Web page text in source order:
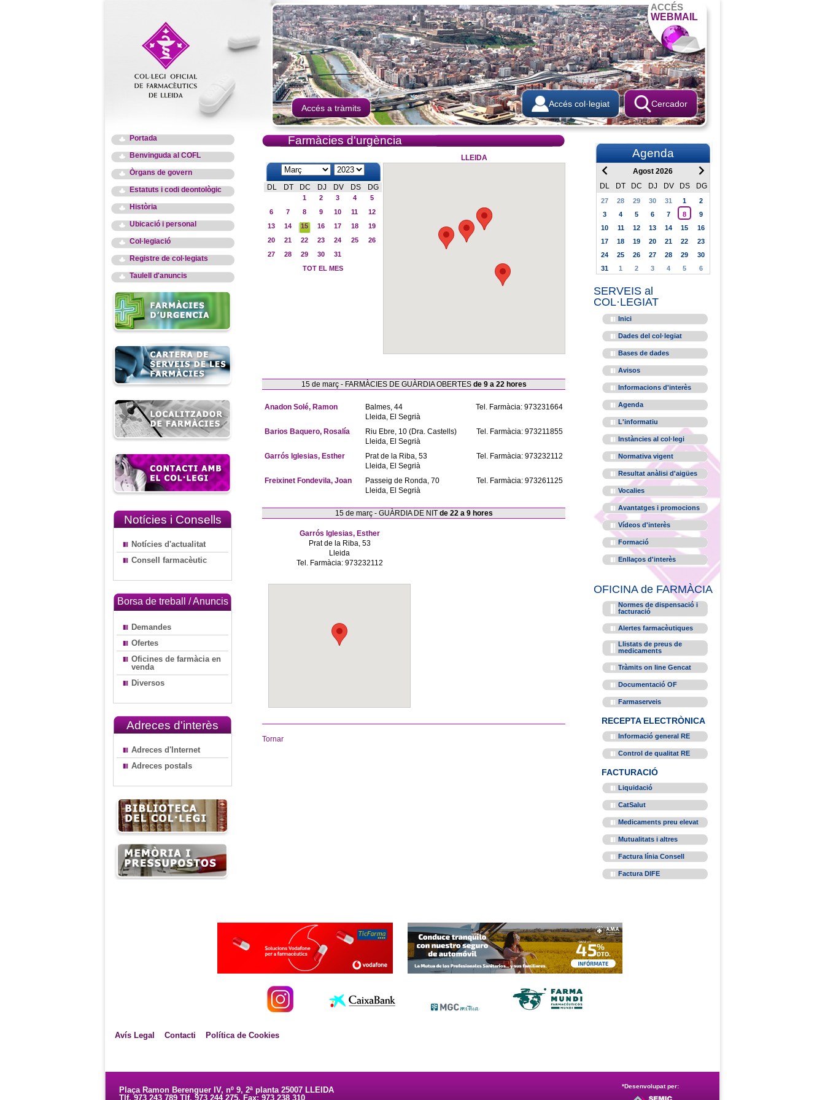
ACCÉS
WEBMAIL
Accés a tràmits Cercador
Accés col·legiat
Portada
Benvinguda al COFL
Òrgans de govern
Estatuts i codi deontològic
Història
Ubicació i personal
Col·legiació
Registre de col·legiats
Taulell d'anuncis
Notícies i Consells
Notícies d'actualitat
Consell farmacèutic
Borsa de treball / Anuncis
Demandes
Ofertes
Oficines de farmàcia en
venda
Diversos
Adreces d'interès
Adreces d'Internet
Adreces postals
Farmàcies d'urgència
DL DT DC DJ DV DS DG
1 2 3 4
5
6
7 8 9 10 11
12
13
14 15 16 17 18
19
20
21 22 23 24 25
26
27
28 29 30
31
TOT EL MES
LLEIDA
15 de març - FARMÀCIES DE GUÀRDIA OBERTES de 9 a 22 hores
Anadon Solé, Ramon
Balmes, 44
Lleida, El Segrià
Tel. Farmàcia: 973231664
Barios Baquero, Rosalía
Riu Ebre, 10 (Dra. Castells)
Lleida, El Segrià
Tel. Farmàcia: 973211855
Garrós Iglesias, Esther
Prat de la Riba, 53
Lleida, El Segrià
Tel. Farmàcia: 973232112
Freixinet Fondevila, Joan
Passeig de Ronda, 70
Lleida, El Segrià
Tel. Farmàcia: 973261125
15 de març - GUÀRDIA DE NIT de 22 a 9 hores
Garrós Iglesias, Esther
Prat de la Riba, 53
Lleida
Tel. Farmàcia: 973232112
Tornar
Agenda
Agost 2026
DL
DT DC DJ DV DS DG
27 28 29 30 31 1
2
3
4 5 6 7 8
9
10
11 12 13 14 15
16
17
18 19 20 21 22
23
24
25 26 27 28 29
30
31
1 2 3 4 5 6
SERVEIS al
COL·LEGIAT
Inici
Dades del col·legiat
Bases de dades
Avisos
Informacions d'interès
Agenda
L'informatiu
Instàncies al col·legi
Normativa vigent
Resultat anàlisi d'aigües
Vocalies
Avantatges i promocions
Vídeos d'interès
Formació
Enllaços d'interès
OFICINA de FARMÀCIA
Normes de dispensació i
facturació
Alertes farmacèutiques
Llistats de preus de
medicaments
Tràmits on line Gencat
Documentació OF
Farmaserveis
RECEPTA ELECTRÒNICA
Informació general RE
Control de qualitat RE
FACTURACIÓ
Liquidació
CatSalut
Medicaments preu elevat
Mutualitats i altres
Factura línia Consell
Factura DIFE
Avís Legal Contacti Política de Cookies
Plaça Ramon Berenguer IV, nº 9, 2ª planta 25007 LLEIDA
Tlf. 973 243 789 Tlf. 973 244 275. Fax: 973 238 310
*Desenvolupat per: